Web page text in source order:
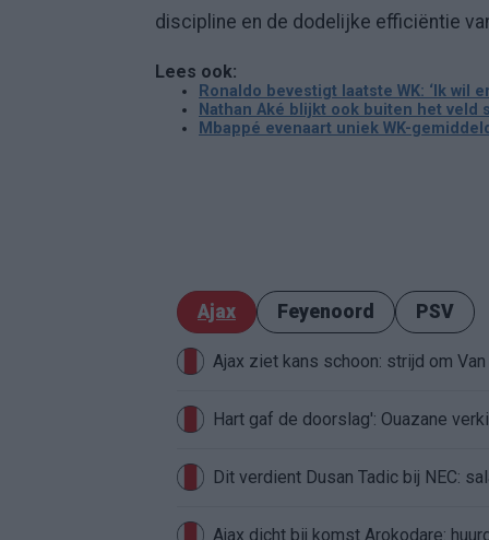
discipline en de dodelijke efficiëntie
Lees ook:
Ronaldo bevestigt laatste WK: ‘Ik wil
Nathan Aké blijkt ook buiten het
Mbappé evenaart uniek WK-
Ajax Feyenoord PSV
Ajax ziet kans schoon: strijd om
Hart gaf de doorslag': Ouazane
Dit verdient Dusan Tadic bij NEC:
Ajax dicht bij komst Arokodare: